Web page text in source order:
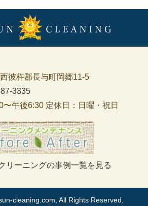
彼杵郡長与町岡郷11-5
3335
午後6:30 定休日：日曜・祝日
リーニングの事例一覧を見る
cleaning.com, All Rights Reserved.